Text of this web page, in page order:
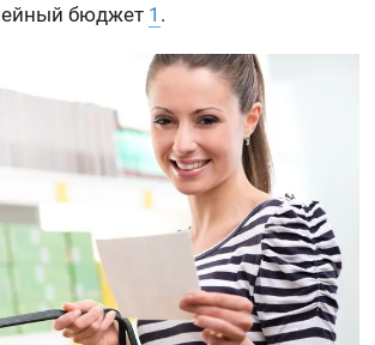
бюджет 1 .